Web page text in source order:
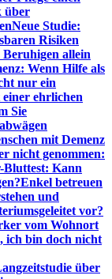
über
Neue Studie:
Risiken
allein
Wenn Hilfe als
nur ein
ehrlichen
Sie
mit Demenz
nicht genommen:
Bluttest: Kann
Enkel betreuen
und
vor?
vom Wohnort
ich bin doch nicht
über